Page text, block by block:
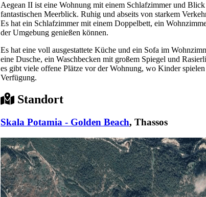
Aegean II ist eine Wohnung mit einem Schlafzimmer und
fantastischen Meerblick. Ruhig und abseits von starkem
Es hat ein Schlafzimmer mit einem Doppelbett, ein
der Umgebung genießen können.
Es hat eine voll ausgestattete Küche und ein Sofa im
eine Dusche, ein Waschbecken mit großem Spiegel und
es gibt viele offene Plätze vor der Wohnung, wo Kinder
Verfügung.
Standort
Skala Potamia - Golden Beach, Thassos